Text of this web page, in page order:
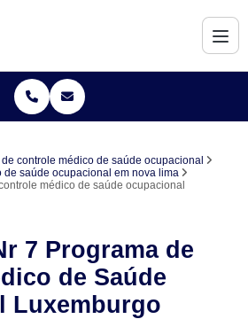
controle médico de saúde ocupacional
saúde ocupacional em nova lima
médico de saúde ocupacional
7 Programa de
de Saúde
Luxemburgo